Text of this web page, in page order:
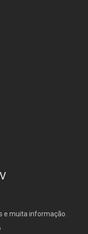
e muita informação.